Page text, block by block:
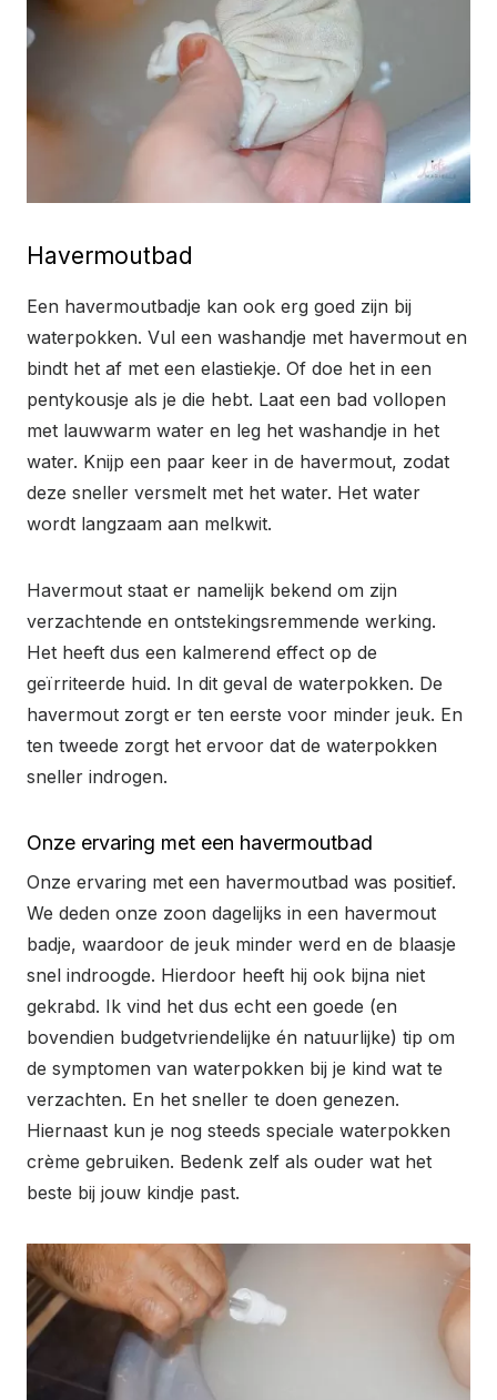
Havermoutbad
Een havermoutbadje kan ook erg goed zijn bij
waterpokken. Vul een washandje met havermout en
bindt het af met een elastiekje. Of doe het in een
pentykousje als je die hebt. Laat een bad vollopen
met lauwwarm water en leg het washandje in het
water. Knijp een paar keer in de havermout, zodat
deze sneller versmelt met het water. Het water
wordt langzaam aan melkwit.
Havermout staat er namelijk bekend om zijn
verzachtende en ontstekingsremmende werking.
Het heeft dus een kalmerend effect op de
geïrriteerde huid. In dit geval de waterpokken. De
havermout zorgt er ten eerste voor minder jeuk. En
ten tweede zorgt het ervoor dat de waterpokken
sneller indrogen.
Onze ervaring met een havermoutbad
Onze ervaring met een havermoutbad was positief.
We deden onze zoon dagelijks in een havermout
badje, waardoor de jeuk minder werd en de blaasje
snel indroogde. Hierdoor heeft hij ook bijna niet
gekrabd. Ik vind het dus echt een goede (en
bovendien budgetvriendelijke én natuurlijke) tip om
de symptomen van waterpokken bij je kind wat te
verzachten. En het sneller te doen genezen.
Hiernaast kun je nog steeds speciale waterpokken
crème gebruiken. Bedenk zelf als ouder wat het
beste bij jouw kindje past.